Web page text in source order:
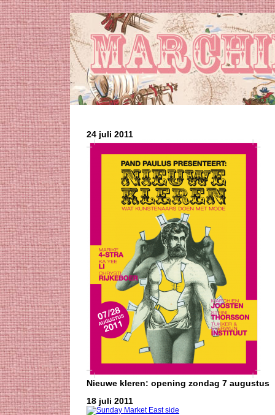
24 juli 2011
Nieuwe kleren: opening zondag 7 augustus
18 juli 2011